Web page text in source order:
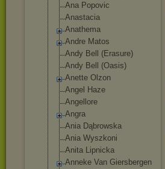
Ana Popovic
Anastacia
Anathema
Andre Matos
Andy Bell (Erasure)
Andy Bell (Oasis)
Anette Olzon
Angel Haze
Angellore
Angra
Ania Dąbrowska
Ania Wyszkoni
Anita Lipnicka
Anneke Van Giersbergen